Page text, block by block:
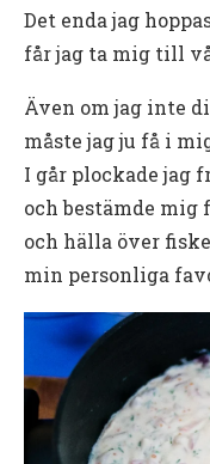
Det enda jag
får jag ta mig till
Även om jag inte
måste jag ju få i
I går plockade jag
och bestämde mig
och hälla över
min personliga